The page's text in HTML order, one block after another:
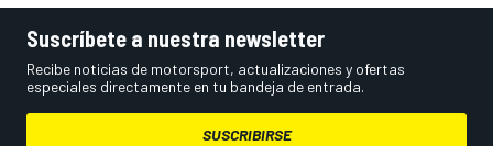
Suscríbete a nuestra newsletter
Recibe noticias de motorsport, actualizaciones y ofertas
especiales directamente en tu bandeja de entrada.
SUSCRIBIRSE